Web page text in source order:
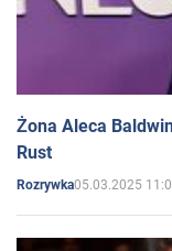
Żona Aleca
Rust
Rozrywka05.03.2025